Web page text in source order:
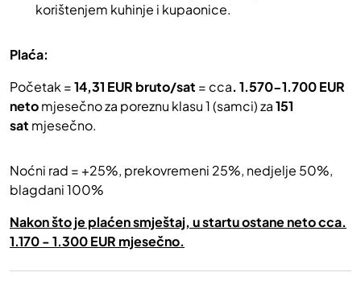
korištenjem kuhinje i kupaonice.
Plaća:
Početak =14,31 EUR bruto/sat = cca. 1.570-1.700 EUR
netomjesečno za poreznu klasu 1 (samci) za151
sat mjesečno.
Noćni rad = +25%, prekovremeni 25%, nedjelje 50%,
blagdani 100%
Nakon što je plaćen smještaj, u startu ostane neto cca.
1.170 - 1.300 EUR mjesečno.